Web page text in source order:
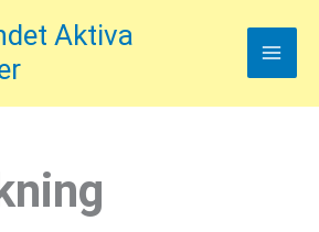
Aktiva